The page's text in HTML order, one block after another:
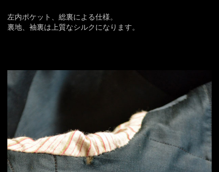
左内ポケット、総裏による仕様。
裏地、袖裏は上質なシルクになります。